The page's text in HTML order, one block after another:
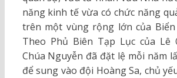
năng kinh tế vừa có chức năng
trên một vùng rộng lớn của
Theo Phủ Biên Tạp Lục của Lê
Chúa Nguyễn đã đặt lệ mỗi năm
để sung vào đội Hoàng Sa, chủ